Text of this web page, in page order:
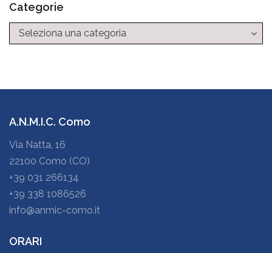
Categorie
Categorie
A.N.M.I.C. Como
Via Natta, 16
22100 Como (CO)
+39 031 266134
+39 338 1086526
info@anmic-como.it
ORARI